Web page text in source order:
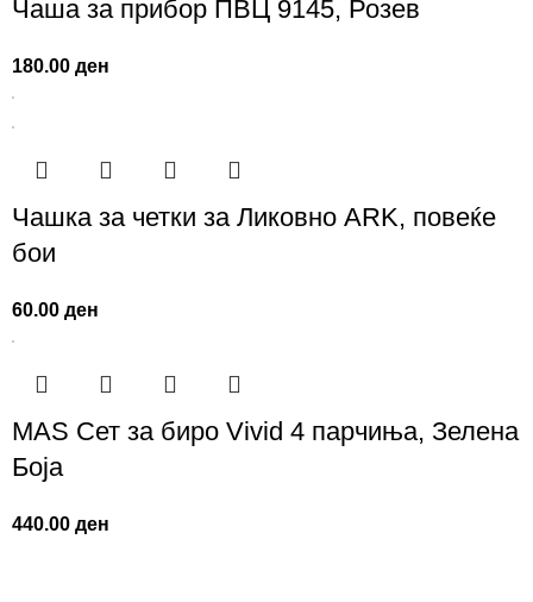
Чаша за прибор ПВЦ 9145, Розев
180.00ден
Чашка за четки за Ликовно ARK, повеќе
бои
60.00ден
MAS Сет за биро Vivid 4 парчиња, Зелена
Боја
440.00ден